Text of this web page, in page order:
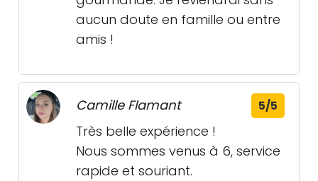
aucun doute en famille ou entre
amis !
Camille Flamant 5/5
Très belle expérience !
Nous sommes venus à 6, service
rapide et souriant.